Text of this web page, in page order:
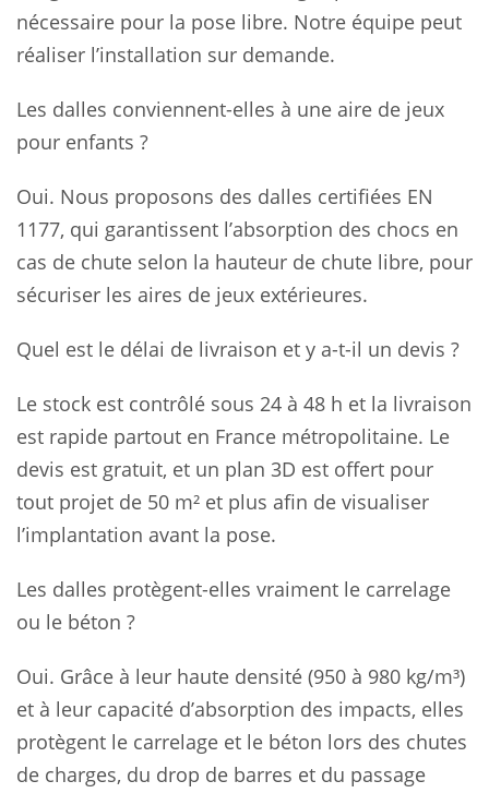
nécessaire pour la pose libre. Notre équipe peut
réaliser l’installation sur demande.
Les dalles conviennent-elles à une aire de jeux
pour enfants ?
Oui. Nous proposons des dalles certifiées EN
1177, qui garantissent l’absorption des chocs en
cas de chute selon la hauteur de chute libre, pour
sécuriser les aires de jeux extérieures.
Quel est le délai de livraison et y a-t-il un devis ?
Le stock est contrôlé sous 24 à 48 h et la livraison
est rapide partout en France métropolitaine. Le
devis est gratuit, et un plan 3D est offert pour
tout projet de 50 m² et plus afin de visualiser
l’implantation avant la pose.
Les dalles protègent-elles vraiment le carrelage
ou le béton ?
Oui. Grâce à leur haute densité (950 à 980 kg/m³)
et à leur capacité d’absorption des impacts, elles
protègent le carrelage et le béton lors des chutes
de charges, du drop de barres et du passage